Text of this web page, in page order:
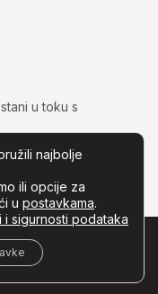
u toku s
pridržana.
najbolje
ili opcije za
u postavkama.
i sigurnosti podataka